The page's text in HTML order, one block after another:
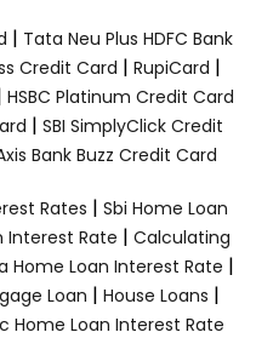
| Tata Neu Plus HDFC Bank
Credit Card | RupiCard |
HSBC Platinum Credit Card
| SBI SimplyClick Credit
Bank Buzz Credit Card
Rates | Sbi Home Loan
Interest Rate | Calculating
Home Loan Interest Rate |
Loan | House Loans |
Home Loan Interest Rate